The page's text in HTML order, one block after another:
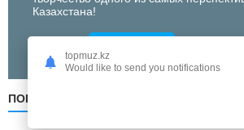
Казахстана!
ПОПУЛЯРНЫЕ
topmuz.kz
Would like to send you notifications